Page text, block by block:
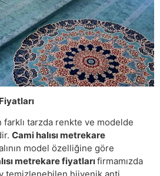
farklı tarzda renkte ve modelde
Cami halısı metrekare
model özelliğine göre
metrekare fiyatlarıfirmamızda